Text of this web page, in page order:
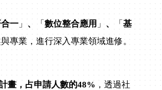
一 」 、 「數位整合應用 」 、 「基
專業，進行深入專業領域進修。
畫，占申請人數的48% ，透過社